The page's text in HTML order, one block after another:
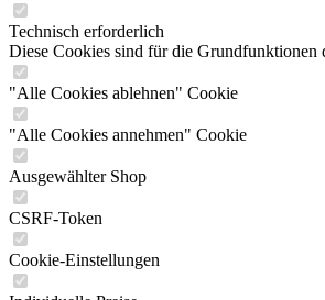
Technisch erforderlich
Diese Cookies sind für die Grundfunktionen
"Alle Cookies ablehnen" Cookie
"Alle Cookies annehmen" Cookie
Ausgewählter Shop
CSRF-Token
Cookie-Einstellungen